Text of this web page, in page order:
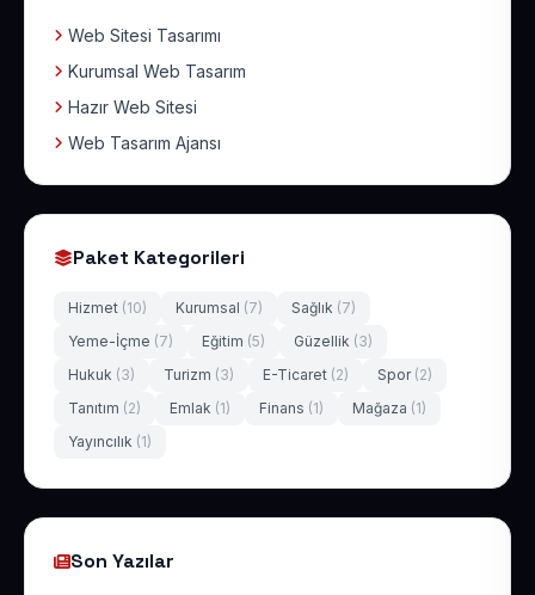
Web Sitesi Tasarımı
Kurumsal Web Tasarım
Hazır Web Sitesi
Web Tasarım Ajansı
Paket Kategorileri
Hizmet (10) Kurumsal (7) Sağlık (7)
Yeme-İçme (7) Eğitim (5) Güzellik (3)
Hukuk (3) Turizm (3) E-Ticaret (2) Spor (2)
Tanıtım (2) Emlak (1) Finans (1) Mağaza (1)
Yayıncılık (1)
Son Yazılar